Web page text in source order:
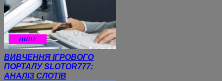
ІНШЕ
ВИВЧЕННЯ ІГРОВОГО
ПОРТАЛУ SLOTOR777:
АНАЛІЗ СЛОТІВ